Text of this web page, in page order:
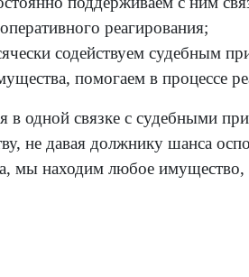
реагирования;
содействуем судебным
помогаем в процессе
в одной связке с судебными
не давая должнику шанса
мы находим любое